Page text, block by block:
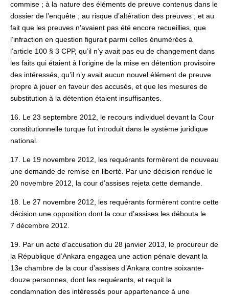
commise ; à la nature des éléments de preuve contenus dans le
dossier de l’enquête ; au risque d’altération des preuves ; et au
fait que les preuves n’avaient pas été encore recueillies, que
l’infraction en question figurait parmi celles énumérées à
l’article 100 § 3 CPP, qu’il n’y avait pas eu de changement dans
les faits qui étaient à l’origine de la mise en détention provisoire
des intéressés, qu’il n’y avait aucun nouvel élément de preuve
propre à jouer en faveur des accusés, et que les mesures de
substitution à la détention étaient insuffisantes.
16. Le 23 septembre 2012, le recours individuel devant la Cour
constitutionnelle turque fut introduit dans le système juridique
national.
17. Le 19 novembre 2012, les requérants formèrent de nouveau
une demande de remise en liberté. Par une décision rendue le
20 novembre 2012, la cour d’assises rejeta cette demande.
18. Le 27 novembre 2012, les requérants formèrent contre cette
décision une opposition dont la cour d’assises les débouta le
7 décembre 2012.
19. Par un acte d’accusation du 28 janvier 2013, le procureur de
la République d’Ankara engagea une action pénale devant la
13e chambre de la cour d’assises d’Ankara contre soixante-
douze personnes, dont les requérants, et requit la
condamnation des intéressés pour appartenance à une